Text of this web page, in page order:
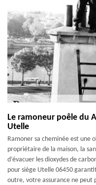
Le ramoneur poêle du
Utelle
Ramoner sa cheminée est une
propriétaire de la maison, la
d’évacuer les dioxydes de
pour siège Utelle 06450
outre, votre assurance ne peut